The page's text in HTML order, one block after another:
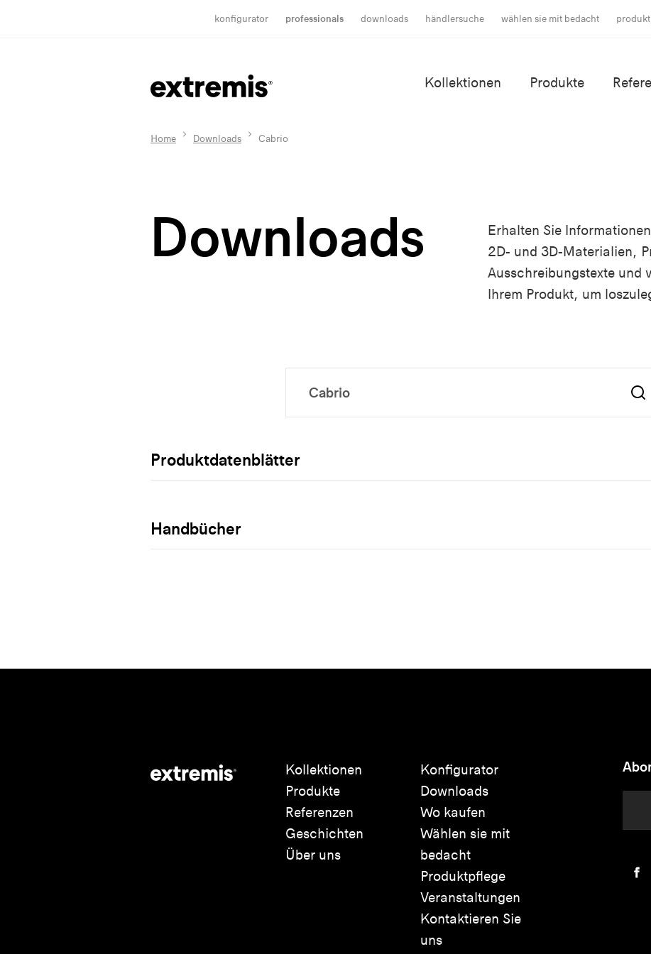
konfigurator professionals downloads händlersuche wählen sie mit bedacht
Kollektionen Produkte
Home Downloads Cabrio
Downloads
Erhalten Sie
2D- und 3D-Materialien,
Ausschreibungstexte und
Ihrem Produkt, um
Produktdatenblätter
Handbücher
Kollektionen
Produkte
Referenzen
Geschichten
Über uns
Konfigurator
Downloads
Wo kaufen
Wählen sie mit
bedacht
Produktpflege
Veranstaltungen
Kontaktieren Sie
uns